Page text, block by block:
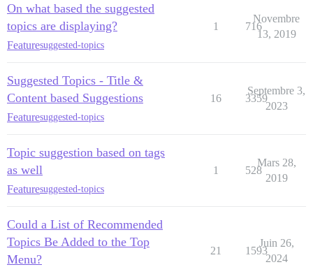
On what based the suggested
topics are displaying?
Featuresuggested-topics
1 716
Novembre
13, 2019
Suggested Topics - Title &
Content based Suggestions
Featuresuggested-topics
16 3359
Septembre 3,
2023
Topic suggestion based on tags
as well
Featuresuggested-topics
1 528
Mars 28,
2019
Could a List of Recommended
Topics Be Added to the Top
Menu?
21 1593
Juin 26,
2024